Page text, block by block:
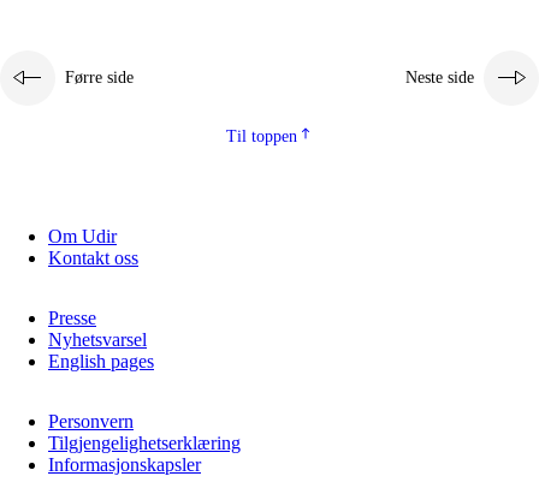
Førre side Neste side
Til toppen
Om Udir
Kontakt oss
Presse
Nyhetsvarsel
English pages
Personvern
Tilgjengelighetserklæring
Informasjonskapsler